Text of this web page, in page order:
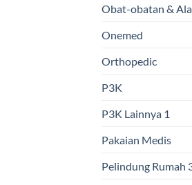
Obat-obatan &
Onemed
Orthopedic
P3K
P3K Lainnya 1
Pakaian Medis
Pelindung Rumah